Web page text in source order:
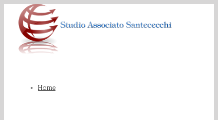
Home